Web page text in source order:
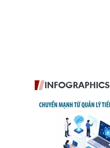
INFOGRAPHICS